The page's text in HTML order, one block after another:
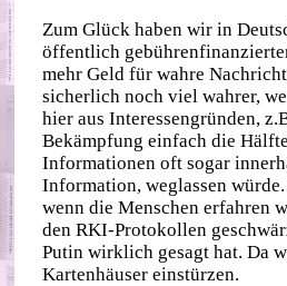
Zum Glück haben wir in
öffentlich
mehr Geld für wahre
sicherlich noch viel wahrer,
hier aus Interessengründen,
Bekämpfung einfach die
Informationen oft sogar
Information, weglassen
wenn die Menschen erfahren
den RKI-Protokollen
Putin wirklich gesagt hat. Da
Kartenhäuser einstürzen.